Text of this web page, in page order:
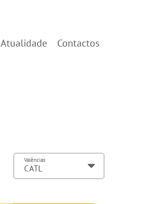
Atualidade Contactos
Valências